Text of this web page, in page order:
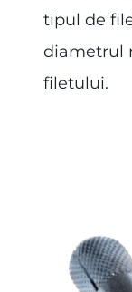
tipul de
diametrul
filetului.